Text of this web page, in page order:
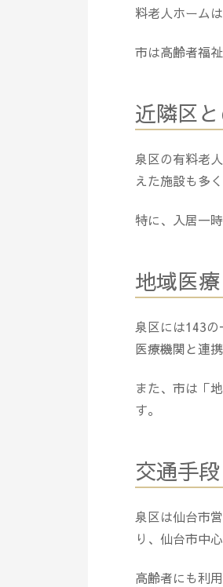
料老人ホーム
市は高齢者福
近隣区
泉区の有料老
えた施設も多
特に、入居一
地域医
泉区には143
医療機関と連
また、市は「
す。
交通手
泉区は仙台市
り、仙台市中
高齢者にも利